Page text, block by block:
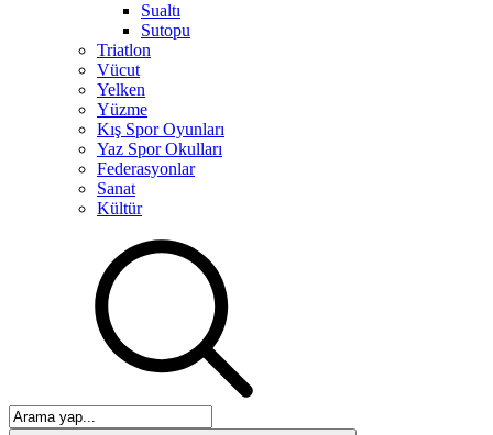
Sualtı
Sutopu
Triatlon
Vücut
Yelken
Yüzme
Kış Spor Oyunları
Yaz Spor Okulları
Federasyonlar
Sanat
Kültür